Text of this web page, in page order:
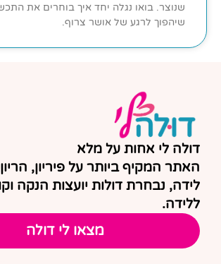
שנוצר. בואו נגלה יחד איך בוחרים את
שיהפוך לרגע של אושר צרוף.
דולה לי אחות על מלא
האתר המקיף ביותר על פיריון,
לידה, נבחרת דולות יועצות הנקה
ללידה.
מצאו לי דולה